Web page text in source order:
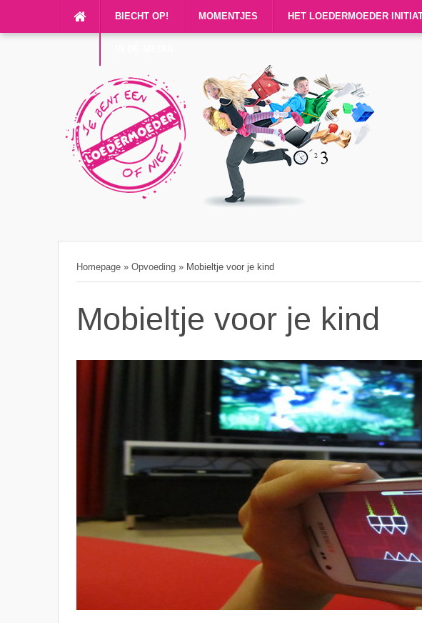
BIECHT OP! MOMENTJES HET LOEDERMOEDER
Homepage » Opvoeding » Mobieltje voor je kind
Mobieltje voor je kind